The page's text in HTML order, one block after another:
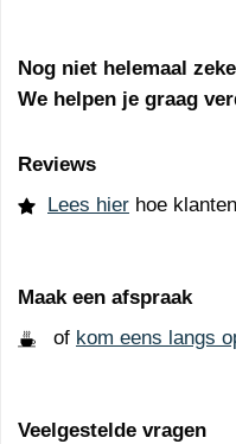
Nog niet helemaal
We helpen je graag
Reviews
Lees hier hoe
Maak een afspraak
of kom eens langs
Veelgestelde vragen